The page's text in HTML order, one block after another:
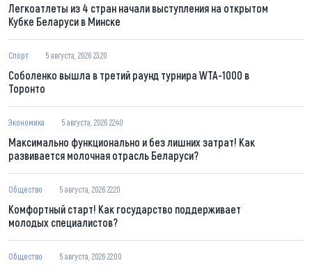
Легкоатлеты из 4 стран начали выступления на открытом
Кубке Беларуси в Минске
Спорт 5 августа, 2026 23:20
Соболенко вышла в третий раунд турнира WTA-1000 в
Торонто
Экономика 5 августа, 2026 22:40
Максимально функционально и без лишних затрат! Как
развивается молочная отрасль Беларуси?
Общество 5 августа, 2026 22:20
Комфортный старт! Как государство поддерживает
молодых специалистов?
Общество 5 августа, 2026 22:00